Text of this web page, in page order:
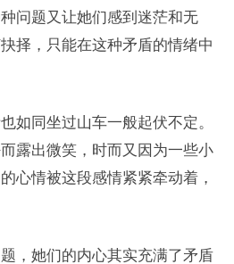
问题又让她们感到迷茫和无
择，只能在这种矛盾的情绪中
如同坐过山车一般起伏不定。
露出微笑，时而又因为一些小
心情被这段感情紧紧牵动着，
，她们的内心其实充满了矛盾